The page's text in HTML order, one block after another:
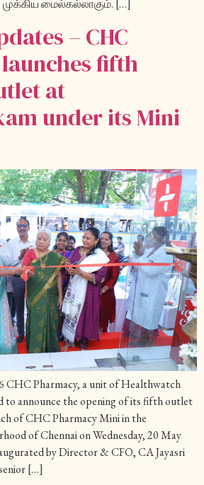
மைல்கல்லாகும். […]
– CHC
fifth
at
under its Mini
CHC Pharmacy, a unit of Healthwatch
to announce the opening of its fifth outlet
of CHC Pharmacy Mini in the
of Chennai on Wednesday, 20 May
by Director & CFO, CA Jayasri
[…]